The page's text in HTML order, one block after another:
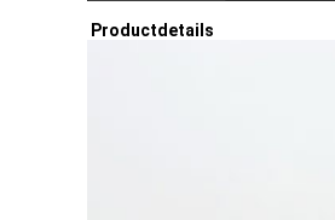
Productdetails